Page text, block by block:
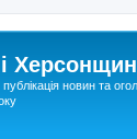
новин та